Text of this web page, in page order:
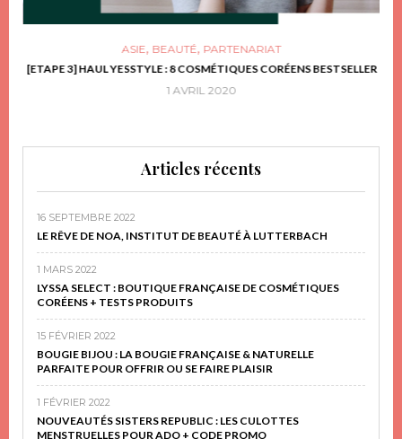
ASIE, BEAUTÉ, PARTENARIAT
[ETAPE 3] HAUL YESSTYLE : 8 COSMÉTIQUES CORÉENS BESTSELLER
1 AVRIL 2020
Articles récents
16 SEPTEMBRE 2022
LE RÊVE DE NOA, INSTITUT DE BEAUTÉ À LUTTERBACH
1 MARS 2022
LYSSA SELECT : BOUTIQUE FRANÇAISE DE COSMÉTIQUES
CORÉENS + TESTS PRODUITS
15 FÉVRIER 2022
BOUGIE BIJOU : LA BOUGIE FRANÇAISE & NATURELLE
PARFAITE POUR OFFRIR OU SE FAIRE PLAISIR
1 FÉVRIER 2022
NOUVEAUTÉS SISTERS REPUBLIC : LES CULOTTES
MENSTRUELLES POUR ADO + CODE PROMO